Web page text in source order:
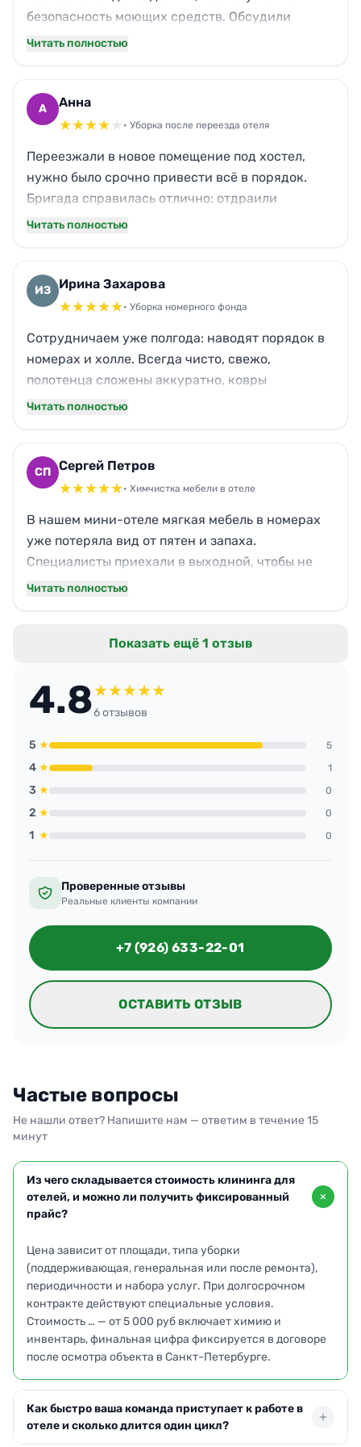
безопасность моющих средств. Обсудили
заранее, использовали гипоаллергенные
дверные ручки. Даже кот, который вечно
линяет, не оставил следа. Спасибо за чистоту!
Читать полностью
А Анна
★★★★★ • Уборка после переезда отеля
Переезжали в новое помещение под хостел,
нужно было срочно привести всё в порядок.
Бригада справилась отлично: отдраили
санузлы, вымыли окна, натёрли полы.
забыли протереть. Но в целом я довольна, заказ
выполнен добросовестно.
Читать полностью
ИЗ Ирина Захарова
★★★★★• Уборка номерного фонда
Сотрудничаем уже полгода: наводят порядок в
номерах и холле. Всегда чисто, свежо,
полотенца сложены аккуратно, ковры
пропылесошены тщательно. Постояльцы хвалят,
клининг для гостиниц, но нам повезло. Гарантия
на работы реально работает.
Читать полностью
СП Сергей Петров
★★★★★• Химчистка мебели в отеле
В нашем мини-отеле мягкая мебель в номерах
уже потеряла вид от пятен и запаха.
Специалисты приехали в выходной, чтобы не
мешать гостям. Всё сделали быстро: диваны и
заезде гостей не стыдно. Рекомендую для
Читать полностью
Показать ещё 1 отзыв
4.8★★★★★
6 отзывов
5 ★ 5
4 ★ 1
3 ★ 0
2 ★ 0
1 ★ 0
Проверенные отзывы
Реальные клиенты компании
+7 (926) 633-22-01
ОСТАВИТЬ ОТЗЫВ
Частые вопросы
Не нашли ответ? Напишите нам — ответим в течение 15
минут
Из чего складывается стоимость клининга для
отелей, и можно ли получить фиксированный
прайс?
Цена зависит от площади, типа уборки
(поддерживающая, генеральная или после ремонта),
периодичности и набора услуг. При долгосрочном
контракте действуют специальные условия.
Стоимость … — от 5 000 руб включает химию и
инвентарь, финальная цифра фиксируется в договоре
после осмотра объекта в Санкт-Петербурге.
Как быстро ваша команда приступает к работе в
отеле и сколько длится один цикл?